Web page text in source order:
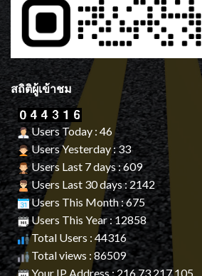
สถิติผู้เข้าชม
Users Today : 46
Users Yesterday : 33
Users Last 7 days : 609
Users Last 30 days : 2142
Users This Month : 675
Users This Year : 12858
Total Users : 44316
Total views : 86509
Your IP Address : 216.73.217.105